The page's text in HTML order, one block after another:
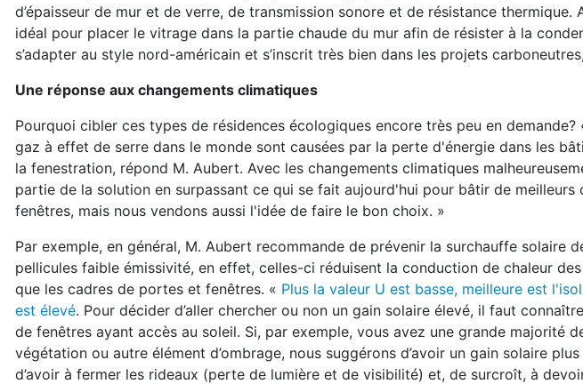
d’épaisseur de mur et de verre, de transmission sonore et de résistance thermique.
idéal pour placer le vitrage dans la partie chaude du mur afin de résister à la
s’adapter au style nord-américain et s’inscrit très bien dans les projets
Une réponse aux changements climatiques
Pourquoi cibler ces types de résidences écologiques encore très peu en
gaz à effet de serre dans le monde sont causées par la perte d'énergie dans les
la fenestration, répond M. Aubert. Avec les changements climatiques
partie de la solution en surpassant ce qui se fait aujourd'hui pour bâtir de
fenêtres, mais nous vendons aussi l'idée de faire le bon choix. »
Par exemple, en général, M. Aubert recommande de prévenir la surchauffe solaire
pellicules faible émissivité, en effet, celles-ci réduisent la conduction de chaleur
que les cadres de portes et fenêtres. « Plus la valeur U est basse, meilleure est
est élevé. Pour décider d’aller chercher ou non un gain solaire élevé, il faut
de fenêtres ayant accès au soleil. Si, par exemple, vous avez une grande majorité
végétation ou autre élément d’ombrage, nous suggérons d’avoir un gain solaire
d’avoir à fermer les rideaux (perte de lumière et de visibilité) et, de surcroît, à